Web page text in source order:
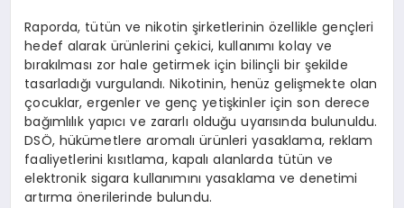
Raporda, tütün ve nikotin şirketlerinin özellikle gençleri
hedef alarak ürünlerini çekici, kullanımı kolay ve
bırakılması zor hale getirmek için bilinçli bir şekilde
tasarladığı vurgulandı. Nikotinin, henüz gelişmekte olan
çocuklar, ergenler ve genç yetişkinler için son derece
bağımlılık yapıcı ve zararlı olduğu uyarısında bulunuldu.
DSÖ, hükümetlere aromalı ürünleri yasaklama, reklam
faaliyetlerini kısıtlama, kapalı alanlarda tütün ve
elektronik sigara kullanımını yasaklama ve denetimi
artırma önerilerinde bulundu.